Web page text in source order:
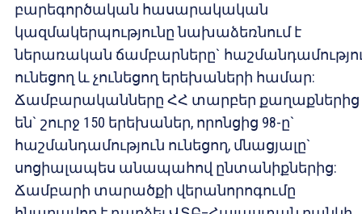
բարեգործական հասարակական
կազմակերպությունը նախաձեռնում է
ներառական ճամբարները`
ունեցող և չունեցող երեխաների համար:
Ճամբարականները ՀՀ տարբեր քաղաքներից
են` շուրջ 150 երեխաներ, որոնցից 98-ը`
հաշմանդամություն ունեցող, մնացյալը`
սոցիալապես անապահով ընտանիքներից:
Ճամբարի տարածքի վերանորոգումը